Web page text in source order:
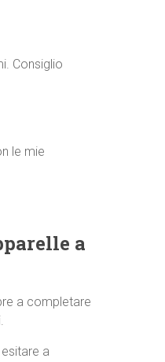
Consiglio
le mie
a
a completare
a